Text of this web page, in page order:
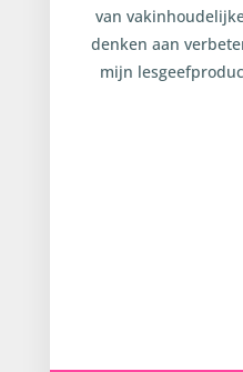
van
denken aan
mijn